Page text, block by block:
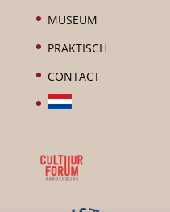
MUSEUM
PRAKTISCH
CONTACT